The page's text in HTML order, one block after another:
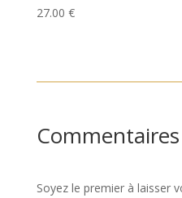
27.00 €
Commentaires
Soyez le premier à laisser